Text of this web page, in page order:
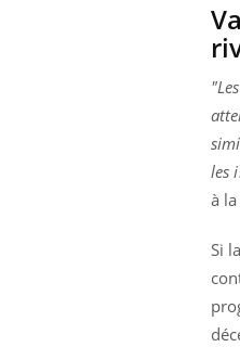
les
à
Si